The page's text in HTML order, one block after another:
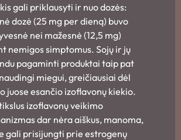
gali priklausyti ir nuo dozės:
dozė (25 mg per dieną) buvo
nei mažesnė (12,5 mg)
nemigos simptomus. Sojų ir jų
pagaminti produktai taip pat
miegui, greičiausiai dėl
juose esančio izoflavonų kiekio.
izoflavonų veikimo
dar nėra aiškus, manoma,
gali prisijungti prie estrogenų